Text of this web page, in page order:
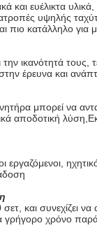
και ευέλικτα
υψηλής
πιο κατάλληλο για
την ικανότητά
έρευνα και
μπορεί να
αποδοτική
εργαζόμενοι,
και συνεχίζει
χρόνο